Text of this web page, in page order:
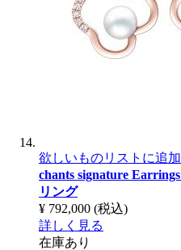
欲しいものリストに追加
chants signature Earrings
リング
¥ 792,000 (税込)
詳しく見る
在庫あり